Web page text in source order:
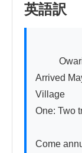
英語訳
Arrived
Village
One: Two
Come